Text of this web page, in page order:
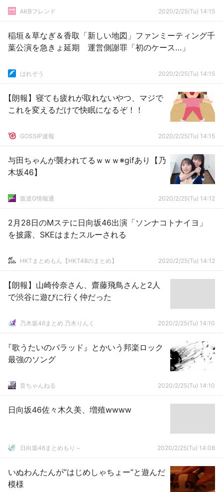
AKBフレンド 2020/2/25(Tu) 14:15
稲垣＆草なぎ＆香取「新しい地図」ファンミーティング千
葉公演を急きょ延期 運営側謝罪「初のケース…」
はれぞう 2020/2/25(Tu) 14:15
【朗報】寝ても疲れが取れないやつ、マジで
これを変えるだけで快眠になるぞ！！
GOSSIP速報 2020/2/25(Tu) 14:15
与田ちゃんが襲われてるｗｗｗ※gifあり【乃
木坂46】
坂道G情報通 2020/2/25(Tu) 14:12
2月28日のMステに日向坂46出演「ソンナコトナイヨ」
を披露、SKEはまたスルーされる
HKTまとめもん【HKT48のまとめ】 2020/2/25(Tu) 14:12
【朗報】山崎伶奈さん、齋藤飛鳥さんと2人
で渋谷に遊びに行く仲だった
乃木坂46まとめ 乃木りんく 2020/2/25(Tu) 14:10
『歌うたいのバラッド』とかいう邦楽ロック
最強のソング
音ちゃんねる 2020/2/25(Tu) 14:10
日向坂46佐々木久美、増殖wwww
日向坂46まとめもり～ 2020/2/25(Tu) 14:08
いぬわんたんが”はじめしゃちょー”と遊んだ
模様